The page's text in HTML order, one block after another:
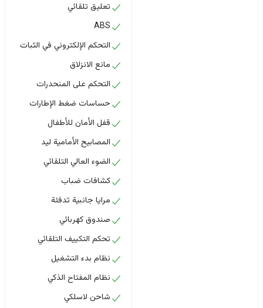
تعليق تلقائي
ABS
التحكم الإلكتروني في الثبات
مانع الانزلاق
التحكم على المنحدرات
حساسات ضغط الإطارات
قفل الأمان للأطفال
المصابيح الأمامية ليد
الضوء العالي التلقائي
كشافات ضباب
مرايا جانبية تدفئة
صندوق كهربائي
تحكم التكييف التلقائي
نظام بدء التشغيل
نظام المفتاح الذكي
شاحن لاسلكي